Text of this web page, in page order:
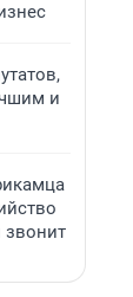
и
звонит